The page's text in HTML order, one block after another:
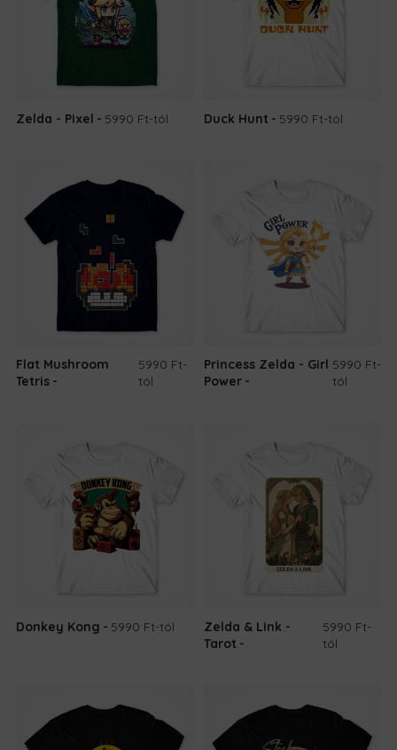
Zelda - Pixel 5990 Ft-tól Duck Hunt 5990 Ft-tól
Flat Mushroom
Tetris
5990 Ft-
tól
Princess Zelda - Girl
Power
5990 Ft-
tól
Donkey Kong 5990 Ft-tól
Zelda & Link -
Tarot
5990 Ft-
tól